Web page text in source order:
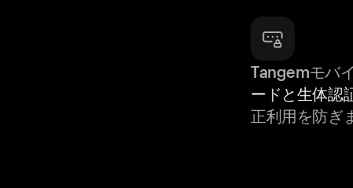
Tangemモバ
ードと生体認
正利用を防ぎ